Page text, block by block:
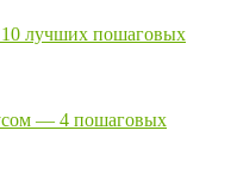
лучших пошаговых
— 4 пошаговых